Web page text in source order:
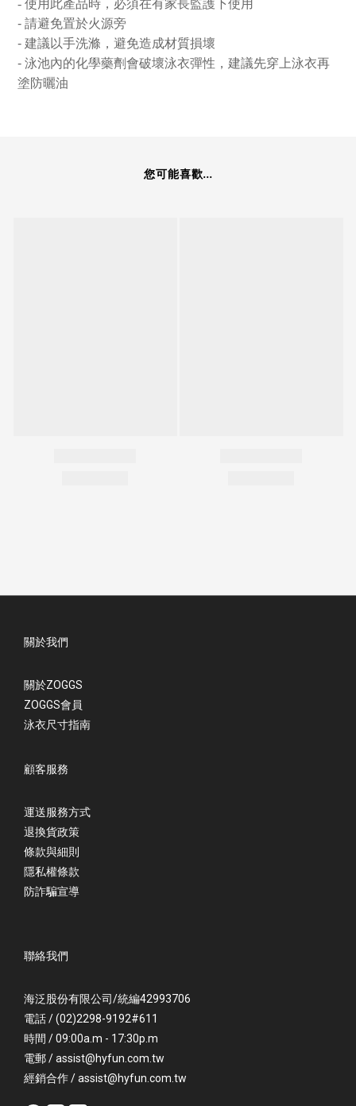
- 使用此產品時，必須在有家長監護下使用
- 請避免置於火源旁
- 建議以手洗滌，避免造成材質損壞
- 泳池內的化學藥劑會破壞泳衣彈性，建議先穿上泳衣再
塗防曬油
您可能喜歡...
關於我們
關於ZOGGS
ZOGGS會員
泳衣尺寸指南
顧客服務
運送服務方式
退換貨政策
條款與細則
隱私權條款
防詐騙宣導
聯絡我們
海泛股份有限公司/統編42993706
電話 / (02)2298-9192#611
時間 / 09:00a.m - 17:30p.m
電郵 / assist@hyfun.com.tw
經銷合作 / assist@hyfun.com.tw